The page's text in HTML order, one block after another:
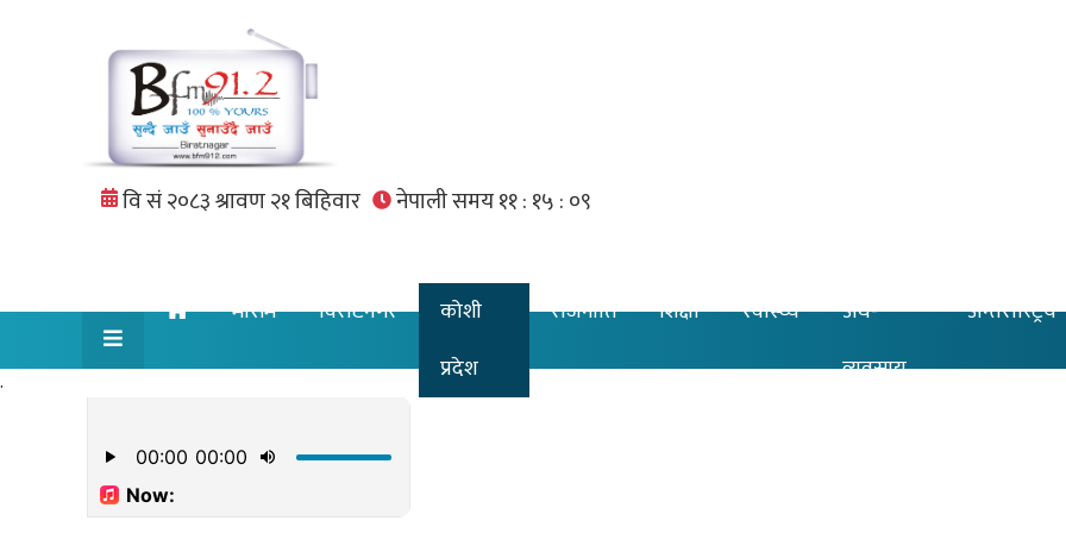
मौसम विराटनगर
कोशी
प्रदेश
राजनीति शिक्षा स्वास्थ्य
अर्थ-
व्यवसाय
अन्तरास्ट्रिय
.